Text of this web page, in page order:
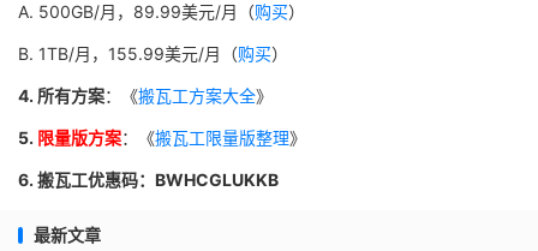
A. 500GB/月，89.99美元/月（购买）
B. 1TB/月，155.99美元/月（购买）
4. 所有方案：《搬瓦工方案大全》
5. 限量版方案：《搬瓦工限量版整理》
6. 搬瓦工优惠码：BWHCGLUKKB
最新文章